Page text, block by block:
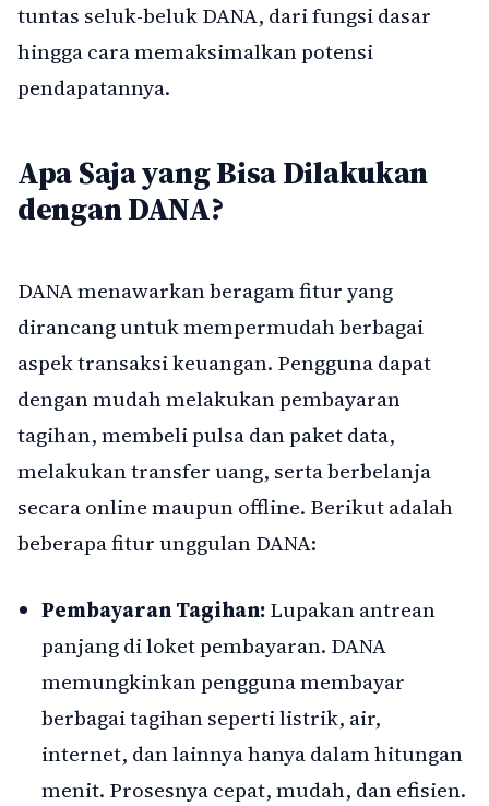
tuntas seluk-beluk DANA, dari fungsi dasar
hingga cara memaksimalkan potensi
pendapatannya.
Apa Saja yang Bisa Dilakukan
dengan DANA?
DANA menawarkan beragam fitur yang
dirancang untuk mempermudah berbagai
aspek transaksi keuangan. Pengguna dapat
dengan mudah melakukan pembayaran
tagihan, membeli pulsa dan paket data,
melakukan transfer uang, serta berbelanja
secara online maupun offline. Berikut adalah
beberapa fitur unggulan DANA:
Pembayaran Tagihan:Lupakan antrean
panjang di loket pembayaran. DANA
memungkinkan pengguna membayar
berbagai tagihan seperti listrik, air,
internet, dan lainnya hanya dalam hitungan
menit. Prosesnya cepat, mudah, dan efisien.